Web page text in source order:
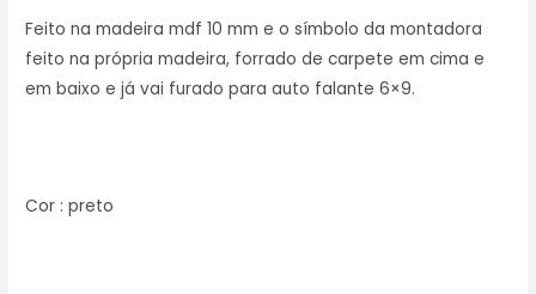
Feito na madeira mdf 10 mm e o símbolo da montadora
feito na própria madeira, forrado de carpete em cima e
em baixo e já vai furado para auto falante 6×9.
Cor : preto